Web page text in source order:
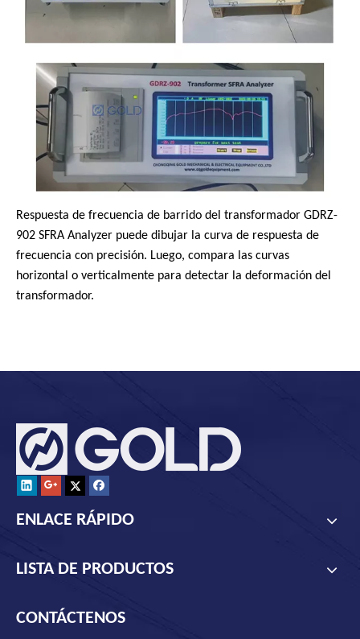
Respuesta de frecuencia de barrido del transformador GDRZ-
902 SFRA Analyzer puede dibujar la curva de respuesta de
frecuencia con precisión. Luego, compara las curvas
horizontal o verticalmente para detectar la deformación del
transformador.
ENLACE RÁPIDO
LISTA DE PRODUCTOS
CONTÁCTENOS